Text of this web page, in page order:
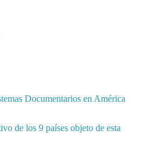
Documentarios en América
de los 9 países objeto de esta